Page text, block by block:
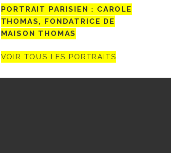
PORTRAIT PARISIEN : CAROLE
THOMAS, FONDATRICE DE
MAISON THOMAS
VOIR TOUS LES PORTRAITS